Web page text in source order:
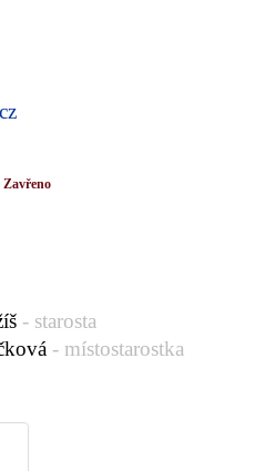
Zavřeno
- starosta
- místostarostka